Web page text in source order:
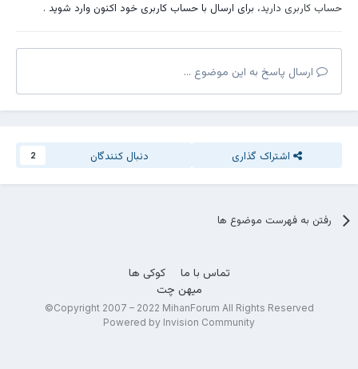
ماشین یک آرایشگر
این رستوران از سایه ها برای نشان دادن سرویس بهداشتی
حساب کاربری دارید، برای ارسال با حساب کاربری خود اکنون وارد شوید.
ارسال پاسخ به این موضوع ...
اشتراک گذاری دنبال کنندگان 2
رفتن به فهرست موضوع ها
تماس با ما
کوکی ها
میهن چت
Copyright 2007 – 2022 MihanForum All Rights Reserved©
Powered by Invision Community